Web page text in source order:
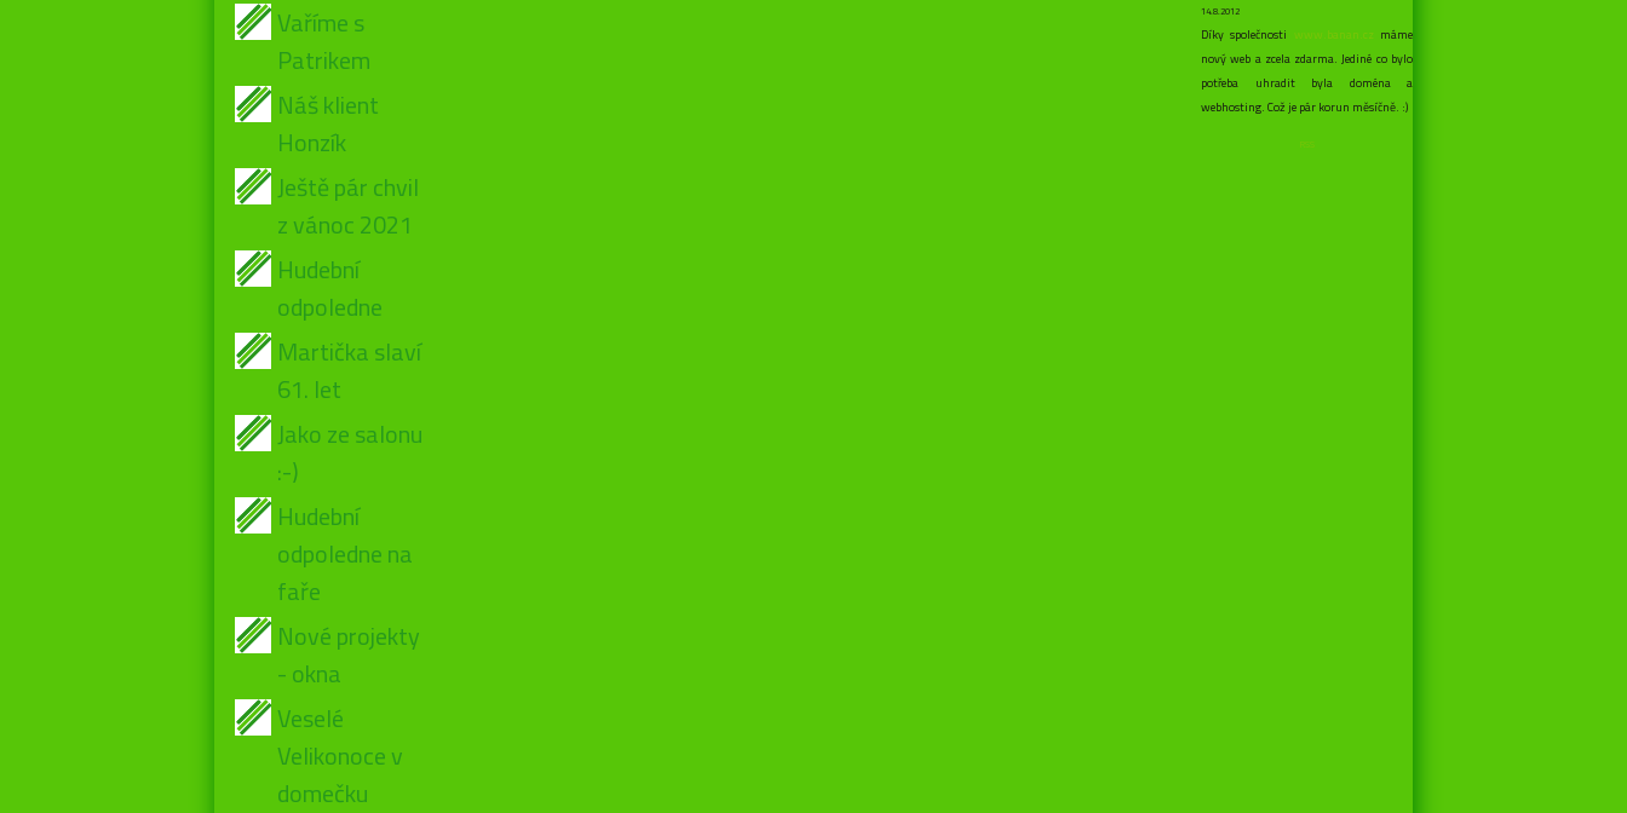
Vaříme s
Patrikem
Náš klient
Honzík
Ještě pár chvil
z vánoc 2021
Hudební
odpoledne
Martička slaví
61. let
Jako ze salonu
:-)
Hudební
odpoledne na
faře
Nové projekty
- okna
Veselé
Velikonoce v
domečku
14.8.2012
Díky společnosti www.banan.cz máme
nový web a zcela zdarma. Jediné co bylo
potřeba uhradit byla doména a
webhosting. Což je pár korun měsíčně. :)
RSS